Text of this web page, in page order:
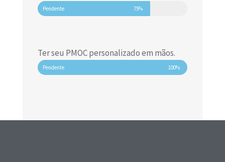
Pendente 75%
Ter seu PMOC personalizado em mãos.
Pendente 100%